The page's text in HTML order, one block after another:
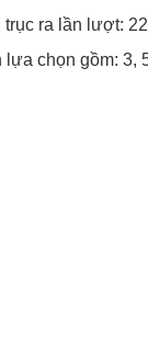
ra lần lượt:
lựa chọn gồm: 3,